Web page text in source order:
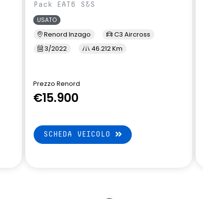
Pack EAT6 S&S
USATO
Renord Inzago
C3 Aircross
3/2022
46.212 Km
Prezzo Renord
€15.900
SCHEDA VEICOLO